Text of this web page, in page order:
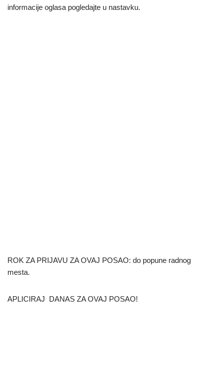
informacije oglasa pogledajte u nastavku.
ROK ZA PRIJAVU ZA OVAJ POSAO: do popune radnog
mesta.
APLICIRAJ DANAS ZA OVAJ POSAO!